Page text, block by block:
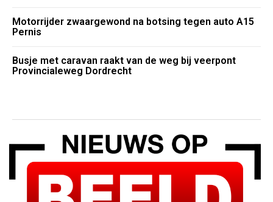
Motorrijder zwaargewond na botsing tegen auto A15
Pernis
Busje met caravan raakt van de weg bij veerpont
Provincialeweg Dordrecht